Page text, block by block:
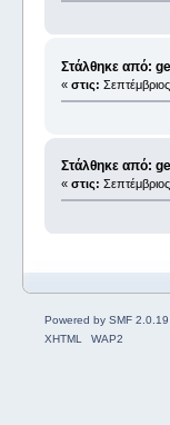
Στάλθηκε από:
« στις:
Στάλθηκε από:
« στις:
Powered by SMF 2.0.19
XHTML
WAP2